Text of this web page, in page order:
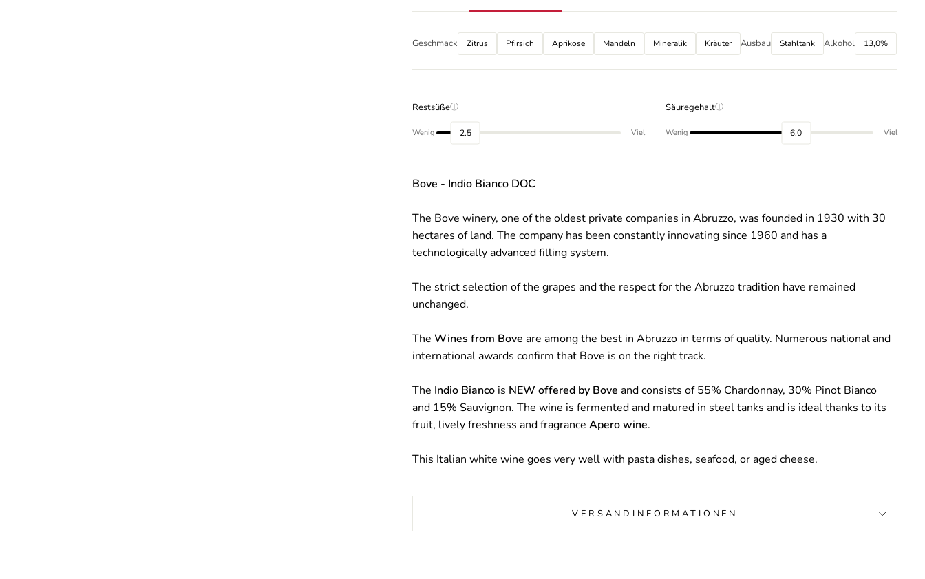
Geschmack Zitrus Pfirsich Aprikose Mandeln Mineralik Kräuter Ausbau Stahltank Alkohol 13,0%
Restsüßeⓘ
Wenig 2.5 Viel
Säuregehaltⓘ
Wenig 6.0 Viel
Bove - Indio Bianco DOC
The Bove winery, one of the oldest private companies in Abruzzo, was founded in 1930 with 30
hectares of land. The company has been constantly innovating since 1960 and has a
technologically advanced filling system.
The strict selection of the grapes and the respect for the Abruzzo tradition have remained
unchanged.
TheWines from Bove are among the best in Abruzzo in terms of quality. Numerous national and
international awards confirm that Bove is on the right track.
The Indio Bianco is NEW offered by Bove and consists of 55% Chardonnay, 30% Pinot Bianco
and 15% Sauvignon. The wine is fermented and matured in steel tanks and is ideal thanks to its
fruit, lively freshness and fragranceApero wine.
This Italian white wine goes very well with pasta dishes, seafood, or aged cheese.
VERSANDINFORMATIONEN